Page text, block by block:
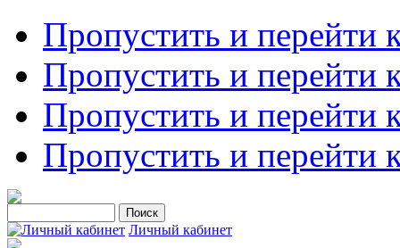
Пропустить и перейти
Пропустить и перейти
Пропустить и перейти
Пропустить и перейти
Личный кабинет